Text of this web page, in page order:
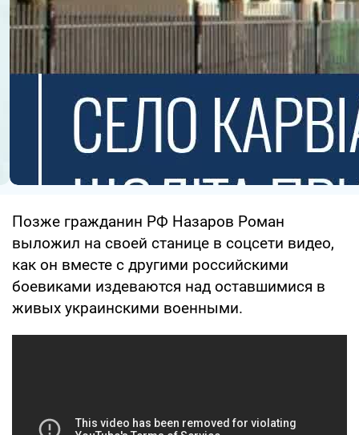
Позже гражданин РФ Назаров Роман
выложил на своей станице в соцсети видео,
как он вместе с другими российскими
боевиками издеваются над оставшимися в
живых украинскими военными.